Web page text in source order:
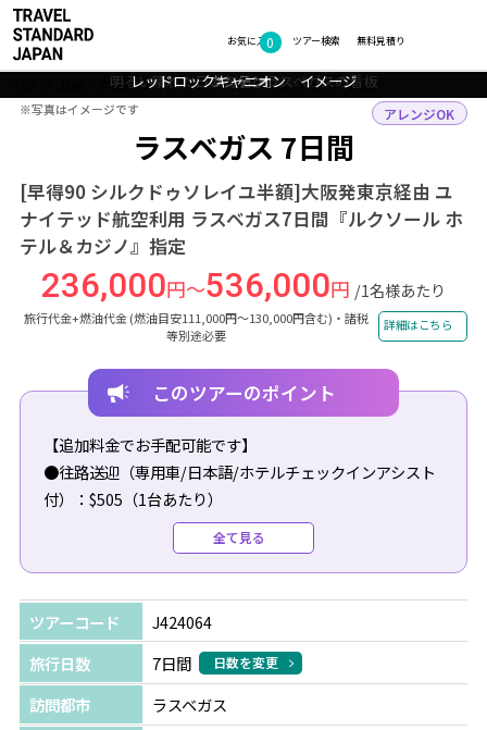
お気に入り
0 無料見積り
ツアー検索
北米・中南米 アメリカ ラスベガス ツアー詳細
ラスベガス 7日間
[早得90 シルクドゥソレイユ半額]大阪発東京経由 ユ
ナイテッド航空利用 ラスベガス7日間『ルクソール ホ
テル＆カジノ』指定
アレンジOK
236,000円～536,000円 /1名様あたり
旅行代金+燃油代金 (燃油目安111,000円～130,000円含む)・諸税
等別途必要
詳細はこちら
ラスベガス ウェルカムサイン
明るい晴れた日の有名なラスベガスの看板
世界中で話題のフォトジェニックなカラフルな岩「セブンマジックマ
ウンテン」
レッドロックキャニオン イメージ
フォトギャラリー
※写真はイメージです
※写真はイメージです
このツアーのポイント
【追加料金でお手配可能です】
●往路送迎（専用車/日本語/ホテルチェックインアシスト
付）：$505（1台あたり）
●復路送迎（専用車/日本語/空港チェックインアシスト
付）：$495（1台あたり）
●シルクドソレイユ：最大50%OFFで手配可能！詳しくは
お問い合わせください。
●グランドサークルオプショナルツアー：各種取り揃えて
おります。ご要望をお聞かせください。（例：グランドキ
全て見る
ツアーコード
J424064
旅行日数
7日間 日数を変更
訪問都市
ラスベガス